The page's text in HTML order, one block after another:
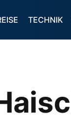
TECHNIK